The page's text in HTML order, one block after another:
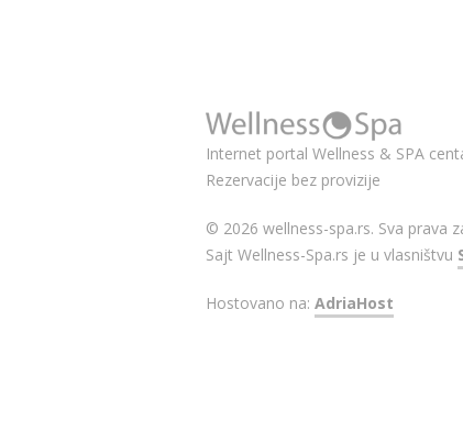
Internet portal Wellness & SPA
Rezervacije bez provizije
© 2026 wellness-spa.rs. Sva prava
Sajt Wellness-Spa.rs je u vlasništvu
Hostovano na: AdriaHost